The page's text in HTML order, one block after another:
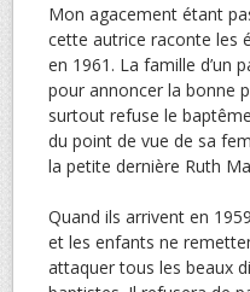
Mon agacement étant
cette autrice raconte les
en 1961. La famille d’un
pour annoncer la bonne
surtout refuse le
du point de vue de sa
la petite dernière Ruth
Quand ils arrivent en
et les enfants ne
attaquer tous les beaux